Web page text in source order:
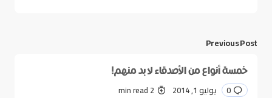
Previous Post
خمسة أنواع من الأصدقاء لا بد منهم!
0 يوليو 1, 2014 2 min read